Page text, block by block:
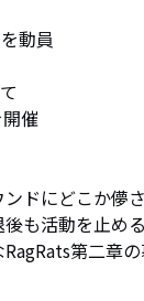
動員
催
ドにどこか儚
も活動を止め
第二章